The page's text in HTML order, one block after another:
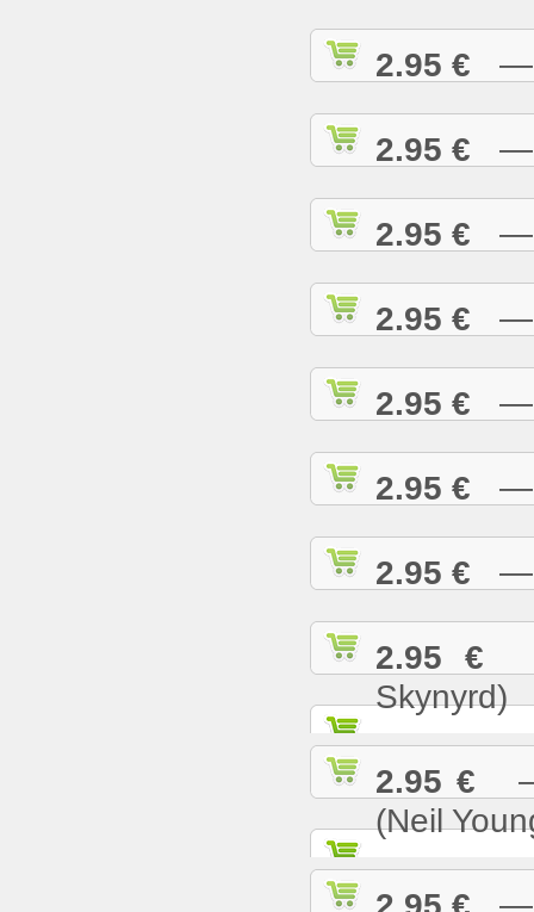
2.95 € —
2.95 € —
2.95 € —
2.95 € —
2.95 € —
2.95 € —
2.95 € —
2.95 €
Skynyrd)
2.95 € —
(Neil